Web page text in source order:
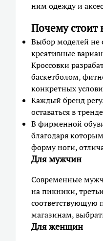
ним одежду и
Почему стоит
Выбор моделей не
креативные
Кроссовки
баскетболом,
конкретных
Каждый бренд
оставаться в
В фирменной
благодаря
форму ноги,
Для мужчин
Современные
на пикники,
соответствующую
магазинам,
Для женщин